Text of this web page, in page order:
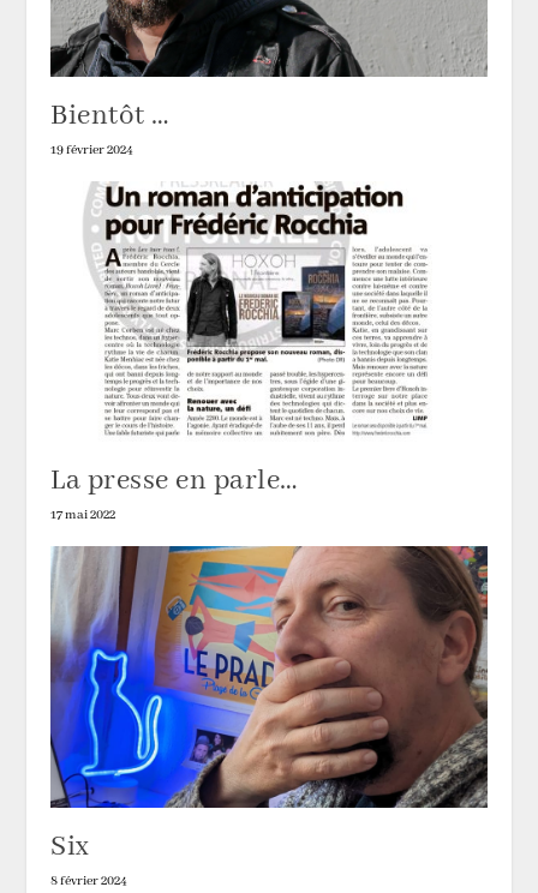
Bientôt …
19 février 2024
La presse en parle…
17 mai 2022
Six
8 février 2024